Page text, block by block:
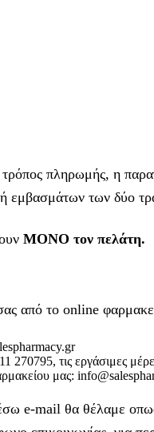
πληρωμής, η
εμβασμάτων των δύο
MONO τον πελάτη.
από το online
270795, τις εργάσιμες
μας:
e-mail θα θέλαμε